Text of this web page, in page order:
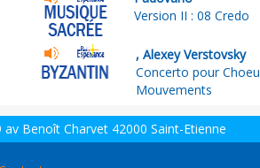
Version II : 08 Credo
, Alexey Verstovsky
Concerto pour
Mouvements
Benoît Charvet 42000 Saint-Etienne